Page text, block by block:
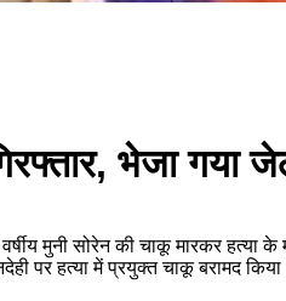
भेजा गया
वर्षीय मुनी सोरेन की चाकू मारकर
पर हत्या में प्रयुक्त चाकू बरामद